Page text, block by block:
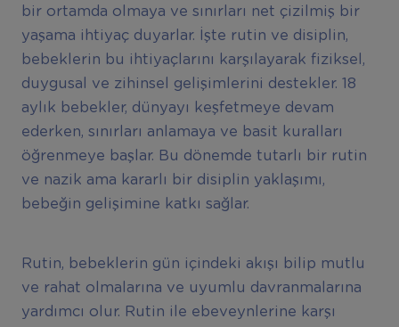
bir ortamda olmaya ve sınırları net çizilmiş bir
yaşama ihtiyaç duyarlar. İşte rutin ve disiplin,
bebeklerin bu ihtiyaçlarını karşılayarak fiziksel,
duygusal ve zihinsel gelişimlerini destekler. 18
aylık bebekler, dünyayı keşfetmeye devam
ederken, sınırları anlamaya ve basit kuralları
öğrenmeye başlar. Bu dönemde tutarlı bir rutin
ve nazik ama kararlı bir disiplin yaklaşımı,
bebeğin gelişimine katkı sağlar.
Rutin, bebeklerin gün içindeki akışı bilip mutlu
ve rahat olmalarına ve uyumlu davranmalarına
yardımcı olur. Rutin ile ebeveynlerine karşı